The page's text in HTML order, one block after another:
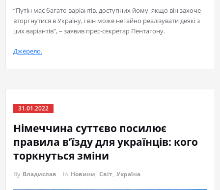
“Путін має багато варіантів, доступних йому, якщо він захоче
вторгнутися в Україну, і він може негайно реалізувати деякі з
цих варіантів”, – заявив прес-секретар Пентагону.
Джерело.
31.01.2022
Німеччина суттєво посилює
правила в’їзду для українців: кого
торкнуться зміни
By Владислав in Новини, Світ, Україна